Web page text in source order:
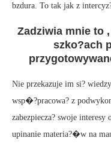
bzdura. To tak jak z
Zadziwia mnie to
szko?ach
Nie przekazuje im si?
wsp�?pracowa? z
zabezpiecza? swoje
upinanie materia?�w na